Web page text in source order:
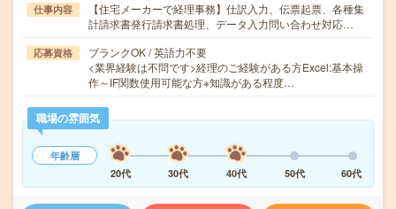
仕事内容
【住宅メーカーで経理事務】仕訳入力、伝票起票、各種集
計請求書発行請求書処理、データ入力問い合わせ対応…
応募資格
ブランクOK / 英語力不要
<業界経験は不問です>経理のご経験がある方Excel:基本操
作～IF関数使用可能な方※知識がある程度…
職場の雰囲気
年齢層
20代
30代 40代 50代 60代